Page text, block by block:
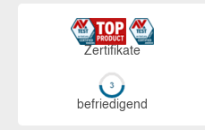
Zerti­fikate
be­frie­di­gend